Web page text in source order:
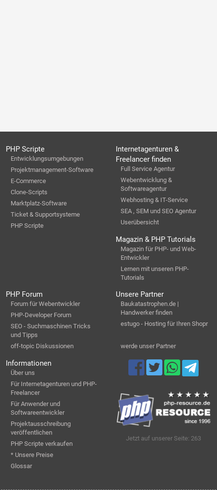
PHP Scripte
Entwicklungsumgebungen
Projektmanagement-Software
E-Commerce
Clone-Scripts
Marktplatz-Software
Ticket & Supportsysteme
PHP Scripte
Internetagenturen &
Freelancer finden
Full Service Agentur
Webentwicklung &
Softwareagentur
Webhosting & IT-Service
SEA , SEM und SEO Agentur
Userübersicht
Magazin & PHP Tutorials
Magazin für PHP- und Web-
Entwickler
Lernen mit unseren PHP-
Tutorials
PHP Forum
Forum für Webentwickler
PHP-Developer Forum
SEO - Suchmaschinen Tricks
und Tipps
off-topic Diskussionen
Unsere Partner
Baukatastrophen.de |
Handwerker finden
estugo - Hosting für Ihren Shopr
werde unser Partner
Informationen
Über uns
Für Internetagenturen und PHP-
Freelancer
Für Anwender und
Softwareentwickler
Projektausschreibung
veröffentlichen
PHP Scripte verkaufen
* Unsere Preise
Glossar
Jetzt auf unserer Seite: 263